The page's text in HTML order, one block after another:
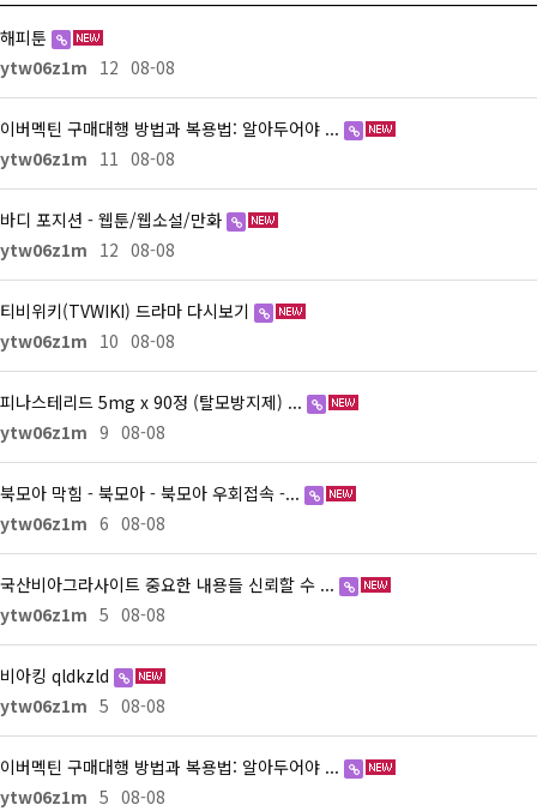
해피툰
ytw06z1m 12 08-08
이버멕틴 구매대행 방법과 복용법: 알아두어야 ...
ytw06z1m 11 08-08
바디 포지션 - 웹툰/웹소설/만화
ytw06z1m 12 08-08
티비위키(TVWIKI) 드라마 다시보기
ytw06z1m 10 08-08
피나스테리드 5mg x 90정 (탈모방지제) ...
ytw06z1m 9 08-08
북모아 막힘 - 북모아 - 북모아 우회접속 -...
ytw06z1m 6 08-08
국산비아그라사이트 중요한 내용들 신뢰할 수 ...
ytw06z1m 5 08-08
비아킹 qldkzld
ytw06z1m 5 08-08
이버멕틴 구매대행 방법과 복용법: 알아두어야 ...
ytw06z1m 5 08-08